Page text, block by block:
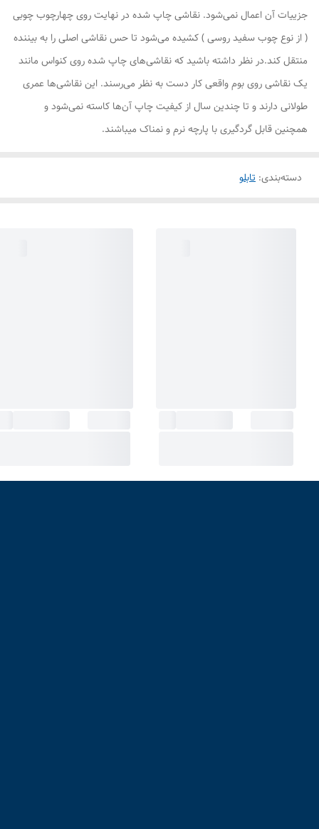
جزییات آن اعمال نمی‌شود. نقاشی چاپ شده در نهایت روی چهارچوب چوبی
( از نوع چوب سفید روسی ) کشیده می‌شود تا حس نقاشی اصلی را به بیننده
منتقل کند.در نظر داشته باشید که نقاشی‌های چاپ شده روی کنواس مانند
یک نقاشی روی بوم واقعی کار دست به نظر می‌رسند. این نقاشی‌ها عمری
طولانی دارند و تا چندین سال از کیفیت چاپ آن‌ها کاسته نمی‌شود و
همچنین قابل گردگیری با پارچه نرم و نمناک میباشند.
دسته‌بندی: تابلو